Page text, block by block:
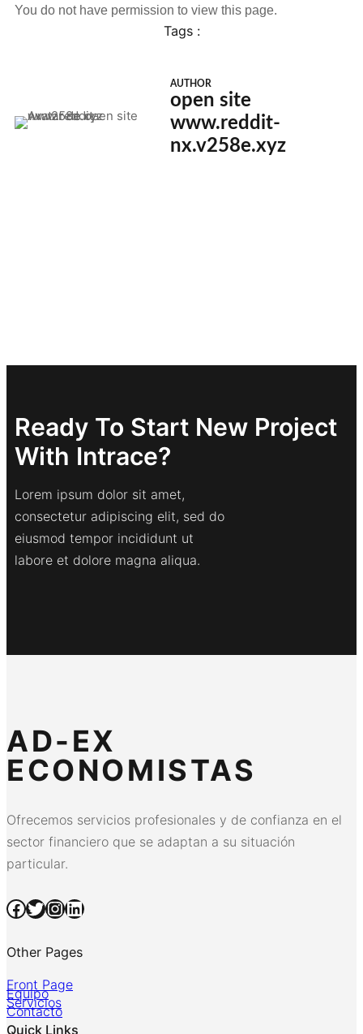
You do not have permission to view this page.
Tags :
AUTHOR
open site
www.reddit-
nx.v258e.xyz
Ready To Start New Project
With Intrace?
Lorem ipsum dolor sit amet,
consectetur adipiscing elit, sed do
eiusmod tempor incididunt ut
labore et dolore magna aliqua.
AD-EX
ECONOMISTAS
Ofrecemos servicios profesionales y de confianza en el
sector financiero que se adaptan a su situación
particular.
Facebook Twitter InstagramLinkedIn
Other Pages
Front Page
Equipo
Servicios
Contacto
Quick Links